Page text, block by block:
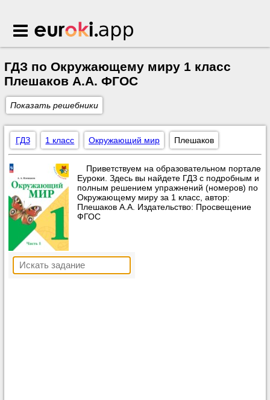
Euroki.app
ГДЗ по Окружающему миру 1 класс
Плешаков А.А. ФГОС
Показать решебники
ГДЗ 1 класс Окружающий мир Плешаков
Приветствуем на образовательном портале
Еуроки. Здесь вы найдете ГДЗ с подробным и
полным решением упражнений (номеров) по
Окружающему миру за 1 класс, автор:
Плешаков А.А. Издательство: Просвещение
ФГОС